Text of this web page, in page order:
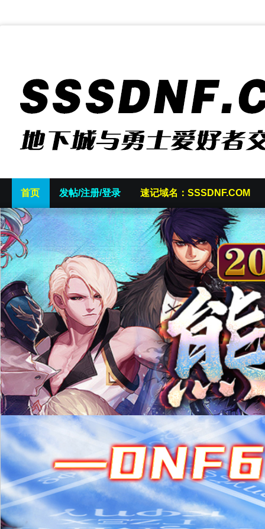
首页 发帖/注册/登录 速记域名：SSSDNF.COM